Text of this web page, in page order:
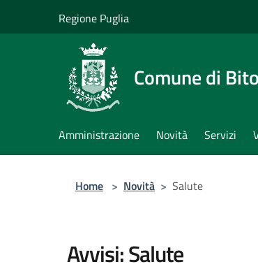
Regione Puglia
Comune di
Amministrazione Novità Servizi
Home > Novità > Salute
Avvisi: Salute